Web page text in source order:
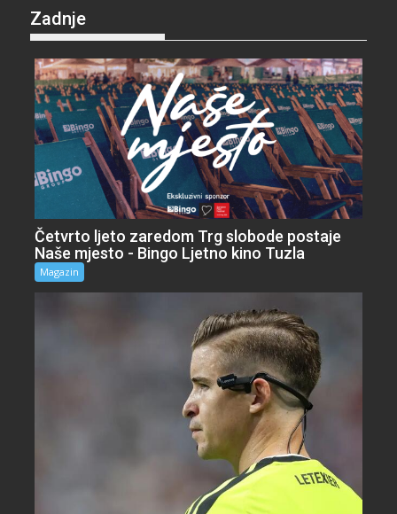
Zadnje
Četvrto ljeto zaredom Trg slobode postaje
Naše mjesto - Bingo Ljetno kino Tuzla
Magazin